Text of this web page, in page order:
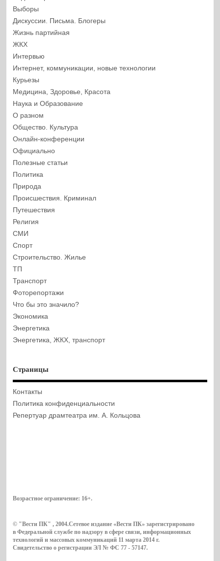
Выборы
Дискуссии. Письма. Блогеры
Жизнь партийная
ЖКХ
Интервью
Интернет, коммуникации, новые технологии
Курьезы
Медицина, Здоровье, Красота
Наука и Образование
О разном
Общество. Культура
Онлайн-конференции
Официально
Полезные статьи
Политика
Природа
Происшествия. Криминал
Путешествия
Религия
СМИ
Спорт
Строительство. Жилье
ТП
Транспорт
Фоторепортажи
Что бы это значило?
Экономика
Энергетика
Энергетика, ЖКХ, транспорт
Страницы
Контакты
Политика конфиденциальности
Репертуар драмтеатра им. А. Кольцова
Возрастное ограничение: 16+.
© "Вести ПК" , 2004.Сетевое издание «Вести ПК» зарегистрировано
в Федеральной службе по надзору в сфере связи, информационных
технологий и массовых коммуникаций 11 марта 2014 г.
Свидетельство о регистрации ЭЛ № ФС 77 - 57147.